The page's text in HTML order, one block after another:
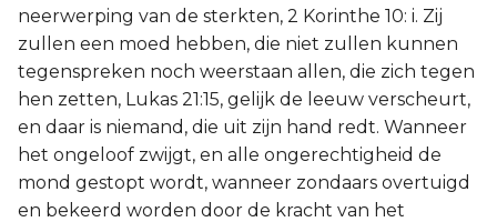
neerwerping van de sterkten, 2 Korinthe 10: i. Zij
zullen een moed hebben, die niet zullen kunnen
tegenspreken noch weerstaan allen, die zich tegen
hen zetten, Lukas 21:15, gelijk de leeuw verscheurt,
en daar is niemand, die uit zijn hand redt. Wanneer
het ongeloof zwijgt, en alle ongerechtigheid de
mond gestopt wordt, wanneer zondaars overtuigd
en bekeerd worden door de kracht van het